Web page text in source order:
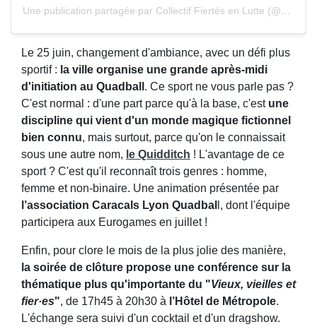
Une publication partagée par Collectif Fiertés en Lutte (@cfl.lyon)
Le 25 juin, changement d'ambiance, avec un défi plus
sportif : la ville organise une grande après-midi
d'initiation au Quadball . Ce sport ne vous parle pas ?
C'est normal : d'une part parce qu'à la base, c'estune
discipline qui vient d'un monde magique fictionnel
bien connu, mais surtout, parce qu'on le connaissait
sous une autre nom, le Quidditch ! L'avantage de ce
sport ? C'est qu'il reconnaît trois genres : homme,
femme et non-binaire. Une animation présentée par
l’association Caracals Lyon Quadbal l, dont l'équipe
participera aux Eurogames en juillet !
Enfin, pour clore le mois de la plus jolie des manière,
la soirée de clôture propose une conférence sur la
thématique plus qu'importante du "Vieux, vieilles et
fier·es", de 17h45 à 20h30 à l’Hôtel de Métropole.
L'échange sera suivi d'un cocktail et d'un dragshow.